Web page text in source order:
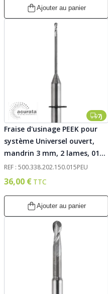
Ajouter au panier
7j
Fraise d'usinage PEEK pour
système Universel ouvert,
mandrin 3 mm, 2 lames, 015.
Acurata
REF : 500.338.202.150.015PEU
36,00 €
Ajouter au panier